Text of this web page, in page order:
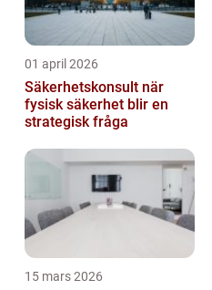
01 april 2026
Säkerhetskonsult när
fysisk säkerhet blir en
strategisk fråga
15 mars 2026